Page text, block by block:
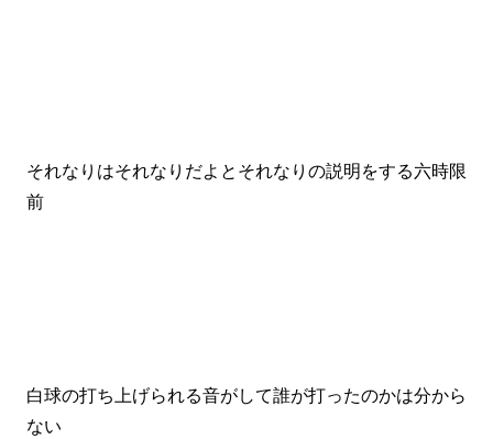
それなりはそれなりだよとそれなりの説明をする六時限
前
白球の打ち上げられる音がして誰が打ったのかは分から
ない